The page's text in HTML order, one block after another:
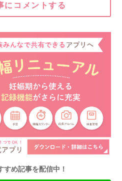
にコメントする
すめ記事を配信中！